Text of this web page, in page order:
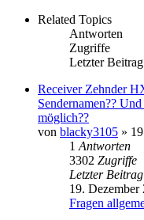
Related Topics
Antworten
Zugriffe
Letzter Beitrag
Receiver Zehnder
Sendernamen??
möglich??
von blacky3105 »
1 Antworten
3302 Zugriffe
Letzter Beitrag
19. Dezember
Fragen